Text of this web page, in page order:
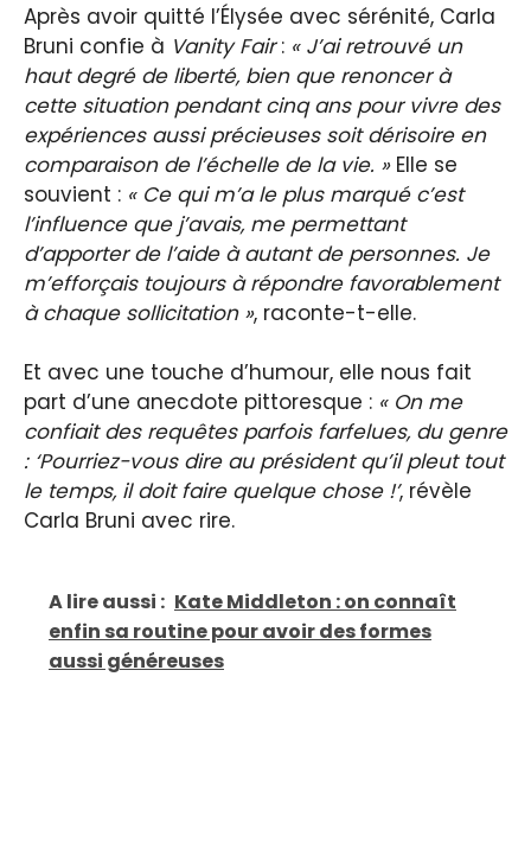
Après avoir quitté l’Élysée avec sérénité, Carla
Bruni confie à Vanity Fair: « J’ai retrouvé un
haut degré de liberté, bien que renoncer à
cette situation pendant cinq ans pour vivre des
expériences aussi précieuses soit dérisoire en
comparaison de l’échelle de la vie. »Elle se
souvient : « Ce qui m’a le plus marqué c’est
l’influence que j’avais, me permettant
d’apporter de l’aide à autant de personnes. Je
m’efforçais toujours à répondre favorablement
à chaque sollicitation », raconte-t-elle.
Et avec une touche d’humour, elle nous fait
part d’une anecdote pittoresque : « On me
confiait des requêtes parfois farfelues, du genre
: ‘Pourriez-vous dire au président qu’il pleut tout
le temps, il doit faire quelque chose !’, révèle
Carla Bruni avec rire.
A lire aussi : Kate Middleton : on connaît
enfin sa routine pour avoir des formes
aussi généreuses